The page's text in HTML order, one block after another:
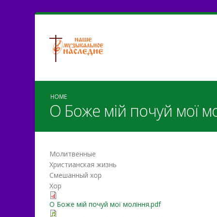
HOME
О Боже мій почуй мої
Молитвенные
Христианская жизнь
Смешанный хор
Хор
О Боже мій почуй мої моління.pdf